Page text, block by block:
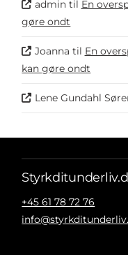
admintil En
gøre ondt
Joanna til En
kan gøre ondt
Lene Gundahl
+45 61 78 72 76